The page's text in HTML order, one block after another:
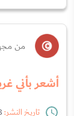
من
أشعر بأني
تاريخ النشر: